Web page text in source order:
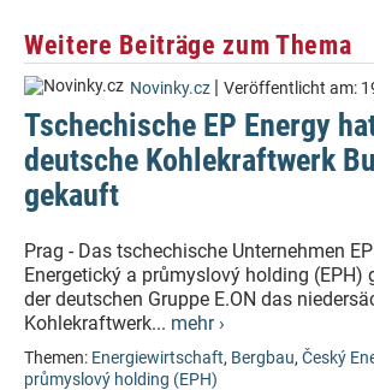
Weitere Beiträge zum Thema
Novinky.cz | Veröffentlicht am:
Tschechische EP Energy
deutsche Kohlekraftwerk
gekauft
Prag - Das tschechische Unternehmen
Energetický a průmyslový holding (EPH)
der deutschen Gruppe E.ON das
Kohlekraftwerk... mehr ›
Themen: Energiewirtschaft, Bergbau, Český
průmyslový holding (EPH)